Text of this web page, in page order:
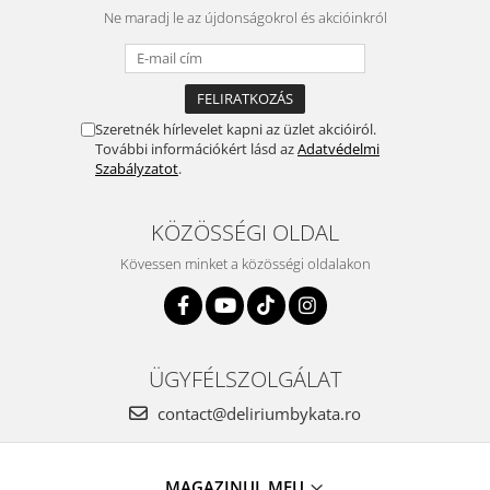
Ne maradj le az újdonságokrol és akcióinkról
Szeretnék hírlevelet kapni az üzlet akcióiról.
További információkért lásd azAdatvédelmi
Szabályzatot.
KÖZÖSSÉGI OLDAL
Kövessen minket a közösségi oldalakon
ÜGYFÉLSZOLGÁLAT
contact@deliriumbykata.ro